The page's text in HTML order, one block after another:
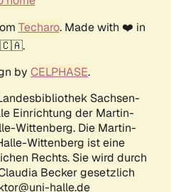
Techaro. Made with ❤️ in
🇨🇦.
by CELPHASE.
Sachsen-
Einrichtung der Martin-
Wittenberg. Die Martin-
Wittenberg ist eine
Rechts. Sie wird durch
Becker gesetzlich
halle.de